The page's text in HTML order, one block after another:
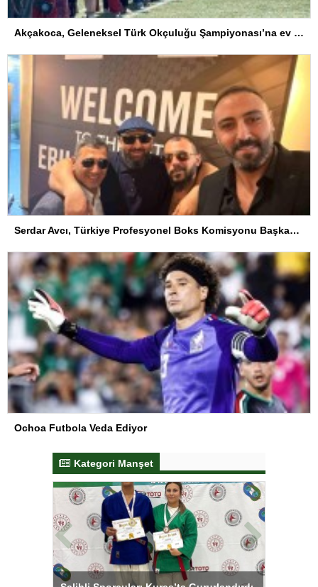
Akçakoca, Geleneksel Türk Okçuluğu Şampiyonası’na ev sahipliği yapıyor
Serdar Avcı, Türkiye Profesyonel Boks Komisyonu Başkanı Seçildi
Ochoa Futbola Veda Ediyor
Kategori Manşet